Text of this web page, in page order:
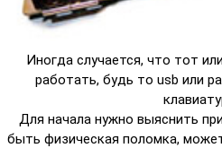
Иногда случается, что тот
работать, будь то usb или
Для начала нужно выяснить
быть физическая поломка,